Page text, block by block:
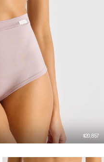
$20,857